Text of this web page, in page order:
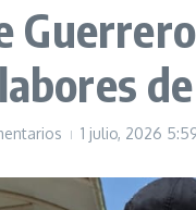
1 julio, 2026